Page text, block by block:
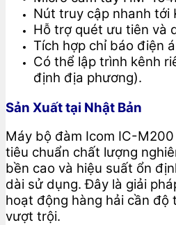
Nút truy cập nhanh tới
Hỗ trợ quét ưu tiên và
Tích hợp chỉ báo điện
Có thể lập trình kênh
định địa phương).
Sản Xuất tại Nhật Bản
Máy bộ đàm Icom IC-
tiêu chuẩn chất lượng
bền cao và hiệu suất ổn
dài sử dụng. Đây là giải
hoạt động hàng hải cần độ
vượt trội.